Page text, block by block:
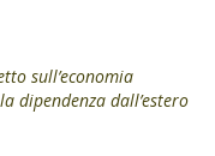
sull’economia
dipendenza dall’estero